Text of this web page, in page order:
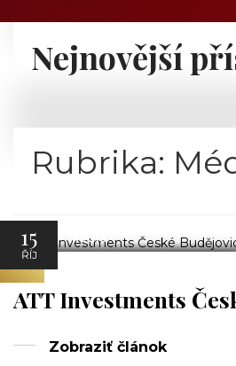
Nejnovější
Rubrika:
15
ŘÍJ
Média
ATT Investments
Zobraziť článok